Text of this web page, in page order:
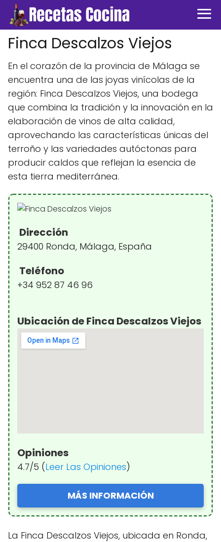
Finca Descalzos Viejos
En el corazón de la provincia de Málaga se
encuentra una de las joyas vinícolas de la
región: Finca Descalzos Viejos, una bodega
que combina la tradición y la innovación en la
elaboración de vinos de alta calidad,
aprovechando las características únicas del
terroño y las variedades autóctonas para
producir caldos que reflejan la esencia de
esta tierra mediterránea.
Dirección
29400 Ronda, Málaga, España
Teléfono
+34 952 87 46 96
Ubicación de Finca Descalzos Viejos
Opiniones
4.7/5 (Leer Las Opiniones)
MÁS INFORMACIÓN
La Finca Descalzos Viejos, ubicada en Ronda,